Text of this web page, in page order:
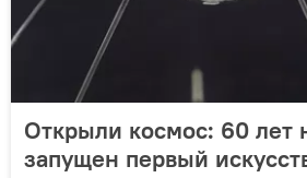
Открыли космос: 60 лет
запущен первый